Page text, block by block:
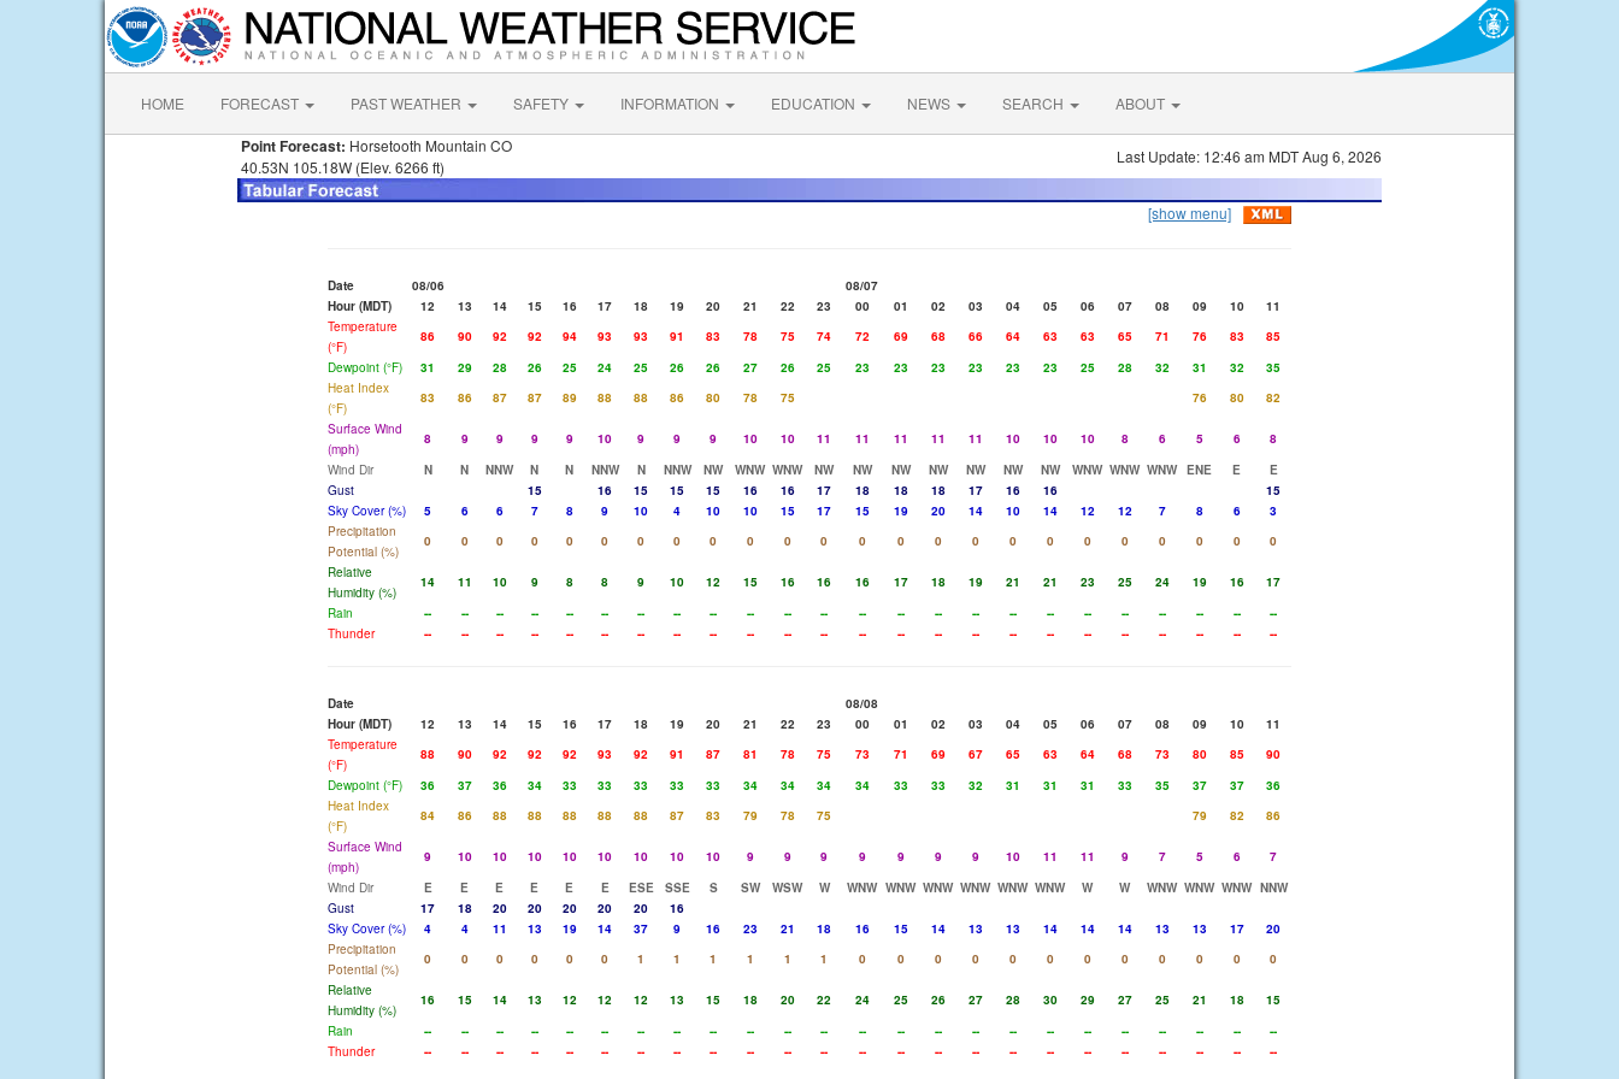
HOME FORECAST PAST WEATHER SAFETY INFORMATION EDUCATION NEWS SEARCH ABOUT
Point Forecast: Horsetooth Mountain CO
40.53N 105.18W (Elev. 6266 ft)
Last Update: 12:46 am MDT Aug 6, 2026
[show menu]
Date 08/06
08/07
Hour (MDT)
12 13 14 15 16 17 18 19 20 21 22 23 00 01 02 03 04 05 06 07 08 09 10
11
Temperature
(°F)
86 90 92 92 94 93 93 91 83 78 75 74 72 69 68 66 64 63 63 65 71 76 83
85
Dewpoint (°F)
31 29 28 26 25 24 25 26 26 27 26 25 23 23 23 23 23 23 25 28 32 31 32
35
Heat Index
(°F)
83 86 87 87 89 88 88 86 80 78 75 76 80
82
Surface Wind
(mph)
8 9 9 9 9 10 9 9 9 10 10 11 11 11 11 11 10 10 10 8 6 5 6
8
Wind Dir
N N NNW N N NNW N NNW NW WNW WNW NW NW NW NW NW NW NW WNW WNW WNW ENE E
E
Gust
15 16 15 15 15 16 16 17 18 18 18 17 16 16
15
Sky Cover (%)
5 6 6 7 8 9 10 4 10 10 15 17 15 19 20 14 10 14 12 12 7 8 6
3
Precipitation
Potential (%)
0 0 0 0 0 0 0 0 0 0 0 0 0 0 0 0 0 0 0 0 0 0 0
0
Relative
Humidity (%)
14 11 10 9 8 8 9 10 12 15 16 16 16 17 18 19 21 21 23 25 24 19 16
17
Rain
-- -- -- -- -- -- -- -- -- -- -- -- -- -- -- -- -- -- -- -- -- -- --
--
Thunder
-- -- -- -- -- -- -- -- -- -- -- -- -- -- -- -- -- -- -- -- -- -- -- --
Date
08/08
Hour (MDT)
12 13 14 15 16 17 18 19 20 21 22 23 00 01 02 03 04 05 06 07 08 09 10
11
Temperature
(°F)
88 90 92 92 92 93 92 91 87 81 78 75 73 71 69 67 65 63 64 68 73 80 85
90
Dewpoint (°F)
36 37 36 34 33 33 33 33 33 34 34 34 34 33 33 32 31 31 31 33 35 37 37
36
Heat Index
(°F)
84 86 88 88 88 88 88 87 83 79 78 75 79 82
86
Surface Wind
(mph)
9 10 10 10 10 10 10 10 10 9 9 9 9 9 9 9 10 11 11 9 7 5 6
7
Wind Dir
E E E E E E ESE SSE S SW WSW W WNW WNW WNW WNW WNW WNW W W WNW WNW WNW NNW
Gust
17 18 20 20 20 20 20
16
Sky Cover (%)
4 4 11 13 19 14 37 9 16 23 21 18 16 15 14 13 13 14 14 14 13 13 17
20
Precipitation
Potential (%)
0 0 0 0 0 0 1 1 1 1 1 1 0 0 0 0 0 0 0 0 0 0 0
0
Relative
Humidity (%)
16 15 14 13 12 12 12 13 15 18 20 22 24 25 26 27 28 30 29 27 25 21 18
15
Rain
-- -- -- -- -- -- -- -- -- -- -- -- -- -- -- -- -- -- -- -- -- -- --
--
Thunder
-- -- -- -- -- -- -- -- -- -- -- -- -- -- -- -- -- -- -- -- -- -- -- --